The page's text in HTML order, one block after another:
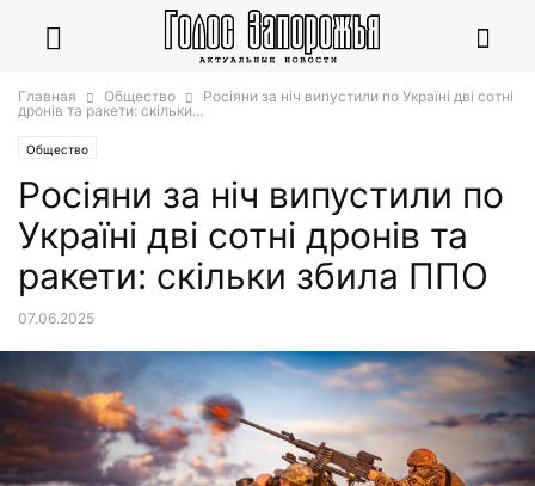
Главная Общество
Росіяни за ніч випустили по Україні дві сотні
дронів та ракети: скільки...
Общество
Росіяни за ніч випустили по
Україні дві сотні дронів та
ракети: скільки збила ППО
07.06.2025